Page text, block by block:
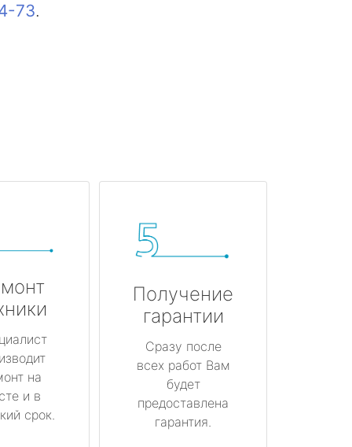
73.
на
и в
срок.
Получение
гарантии
Сразу после
всех работ Вам
будет
предоставлена
гарантия.